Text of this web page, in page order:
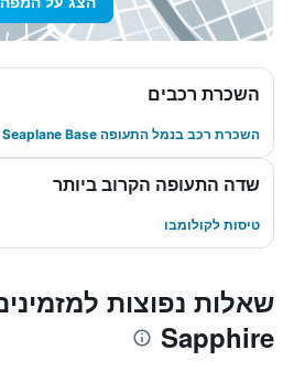
השכרת רכבים
השכרת רכב בנמל התעופה Diyawanna Oya Seaplane Base
שדה התעופה הקרוב ביותר
טיסות לקולומבו
Sapphire